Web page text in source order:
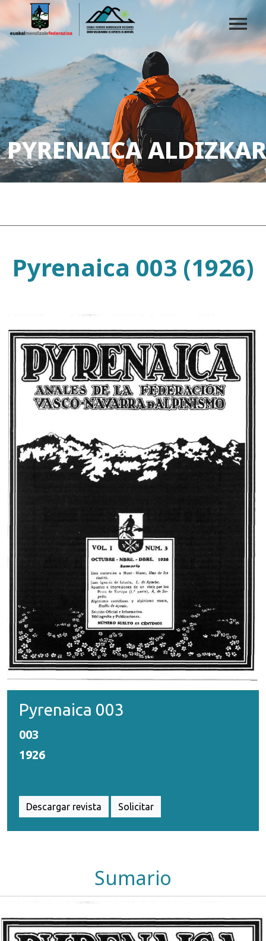
PYRENAICA
Pyrenaica 003 (1926)
Pyrenaica 003
003
1926
Descargar revista Solicitar
Sumario